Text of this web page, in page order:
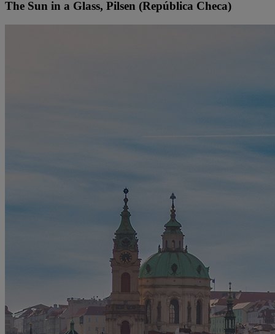
The Sun in a Glass, Pilsen (República Checa)